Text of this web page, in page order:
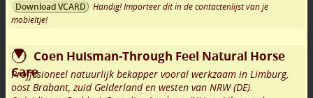
Download VCARD
Handig! Importeer dit in de contactenlijst van je
mobieltje!
Coen Huisman-Through Feel Natural Horse
Care
Proffesioneel natuurlijk bekapper vooral werkzaam in Limburg,
oost Brabant, zuid Gelderland en westen van NRW (DE).